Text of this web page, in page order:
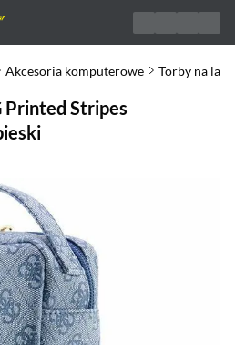
Akcesoria komputerowe Torby na
Printed Stripes